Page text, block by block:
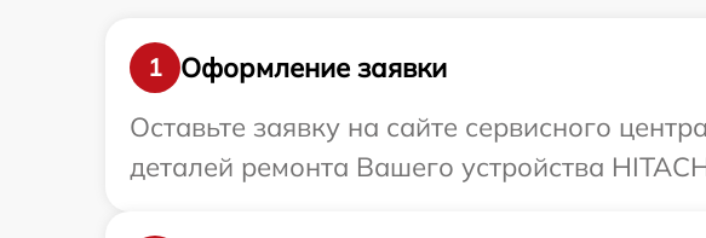
1
Оформление заявки
Оставьте заявку на сайте сервисного
деталей ремонта Вашего устройства